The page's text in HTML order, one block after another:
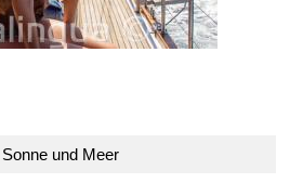
Sonne und Meer